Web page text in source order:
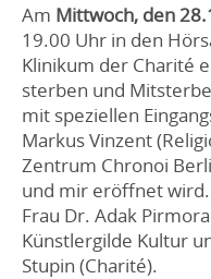
Am Mittwoch, den
19.00 Uhr in den
Klinikum der Charité
sterben und
mit speziellen
Markus Vinzent
Zentrum Chronoi
und mir eröffnet
Frau Dr. Adak
Künstlergilde Kultur
Stupin (Charité).